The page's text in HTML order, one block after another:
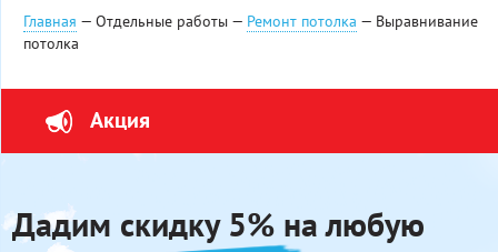
Главная — Отдельные работы — Ремонт потолка — Выравнивание
потолка
Акция
Дадим скидку 5% на любую